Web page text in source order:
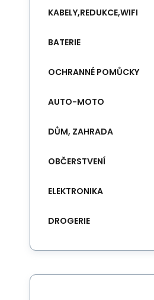
KABELY,REDUKCE,WIFI
BATERIE
OCHRANNÉ POMŮCKY
AUTO-MOTO
DŮM, ZAHRADA
OBČERSTVENÍ
ELEKTRONIKA
DROGERIE